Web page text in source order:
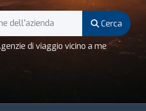
Cerca
di viaggio vicino a me